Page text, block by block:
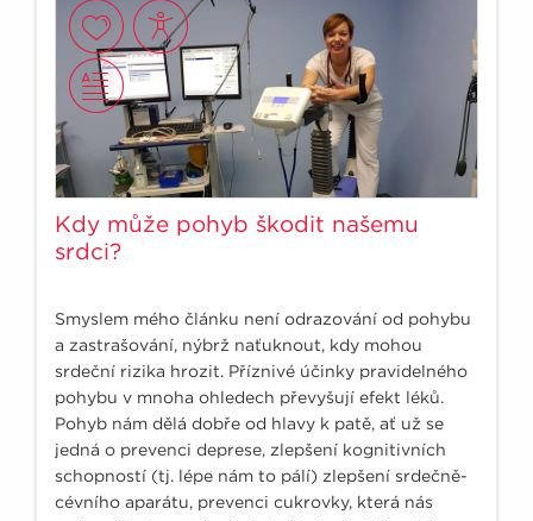
Kdy může pohyb škodit našemu
srdci?
Smyslem mého článku není odrazování od pohybu
a zastrašování, nýbrž naťuknout, kdy mohou
srdeční rizika hrozit. Příznivé účinky pravidelného
pohybu v mnoha ohledech převyšují efekt léků.
Pohyb nám dělá dobře od hlavy k patě, ať už se
jedná o prevenci deprese, zlepšení kognitivních
schopností (tj. lépe nám to pálí) zlepšení srdečně-
cévního aparátu, prevenci cukrovky, která nás